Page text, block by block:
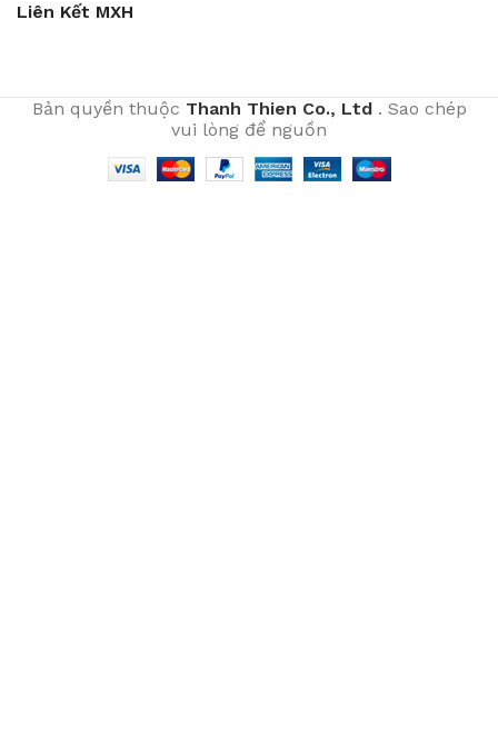
Liên Kết MXH
Bản quyền thuộc Thanh Thien Co., Ltd. Sao chép
vui lòng để nguồn